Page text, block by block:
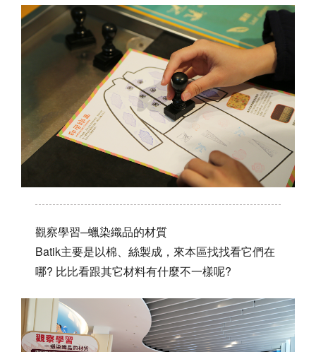
觀察學習─蠟染織品的材質
Batik主要是以棉、絲製成，來本區找找看它們在
哪? 比比看跟其它材料有什麼不一樣呢?